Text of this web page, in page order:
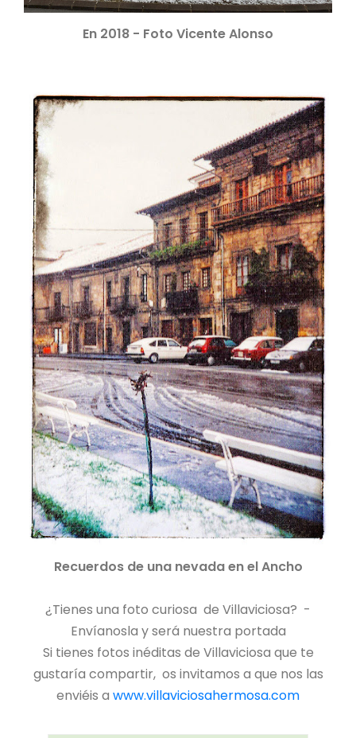
En 2018 - Foto Vicente Alonso
Recuerdos de una nevada en el Ancho
¿Tienes una foto curiosa de Villaviciosa? -
Envíanosla y será nuestra portada
Si tienes fotos inéditas de Villaviciosa que te
gustaría compartir, os invitamos a que nos las
enviéis a www.villaviciosahermosa.com